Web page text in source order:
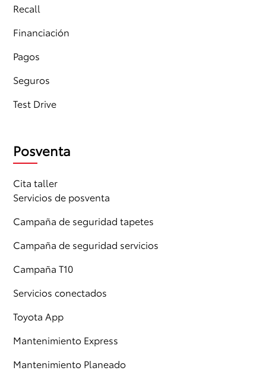
Recall
Financiación
Pagos
Seguros
Test Drive
Posventa
Cita taller
Servicios de posventa
Campaña de seguridad tapetes
Campaña de seguridad servicios
Campaña T10
Servicios conectados
Toyota App
Mantenimiento Express
Mantenimiento Planeado